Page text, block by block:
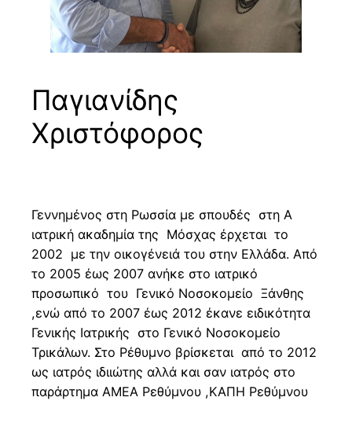
Παγιανίδης
Χριστόφορος
Γεννημένος στη Ρωσσία με σπουδές στη Α
ιατρική ακαδημία της Μόσχας έρχεται το
2002 με την οικογένειά του στην Ελλάδα. Από
το 2005 έως 2007 ανήκε στο ιατρικό
προσωπικό του Γενικό Νοσοκομείο Ξάνθης
,ενώ από το 2007 έως 2012 έκανε ειδικότητα
Γενικής Ιατρικής στο Γενικό Νοσοκομείο
Τρικάλων. Στο Ρέθυμνο βρίσκεται από το 2012
ως ιατρός ιδιιώτης αλλά και σαν ιατρός στο
παράρτημα ΑΜΕΑ Ρεθύμνου ,ΚΑΠΗ Ρεθύμνου